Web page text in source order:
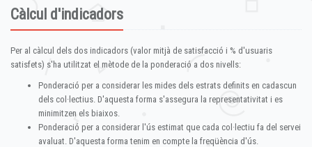
Càlcul d'indicadors
Per al càlcul dels dos indicadors (valor mitjà de satisfacció i % d'usuaris
satisfets) s'ha utilitzat el mètode de la ponderació a dos nivells:
Ponderació per a considerar les mides dels estrats definits en cadascun
dels col·lectius. D'aquesta forma s'assegura la representativitat i es
minimitzen els biaixos.
Ponderació per a considerar l'ús estimat que cada col·lectiu fa del servei
avaluat. D'aquesta forma tenim en compte la freqüència d'ús.